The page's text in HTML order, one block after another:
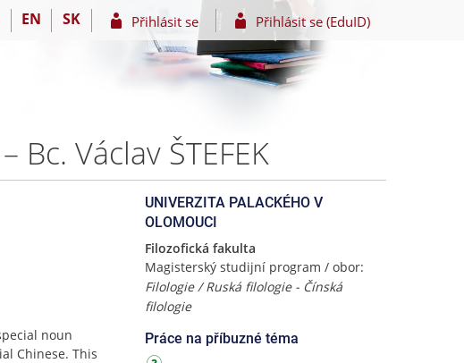
EN SK Přihlásit se Přihlásit se (EduID)
Václav ŠTEFEK
noun
Chinese. This
UNIVERZITA PALACKÉHO V
OLOMOUCI
Filozofická fakulta
Magisterský studijní program / obor:
Filologie / Ruská filologie - Čínská
filologie
Práce na příbuzné téma